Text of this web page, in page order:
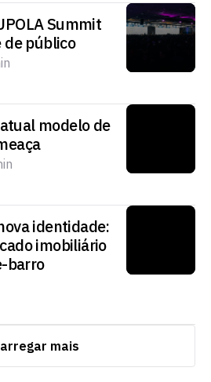
Summit
de público
modelo de
identidade:
imobiliário
barro
mais